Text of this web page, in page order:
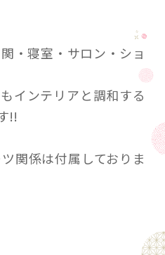
・寝室・サロン・ショ
インテリアと調和する
!!
関係は付属しておりま